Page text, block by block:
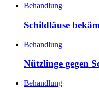
Behandlung
Schildläuse
Behandlung
Nützlinge gegen
Behandlung